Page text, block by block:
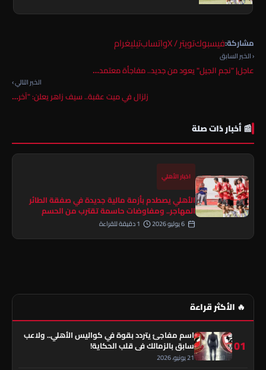
مشاركة:فيسبوكتويتر / X واتسابتيليغرام
‹ الخبر السابق
عاجل| "نجم الجيل" يعود من جديد.. مفاجأة معتمد…
الخبر التالي ›
زلزال في ميت عقبة.. سيف زاهر يعلن: "آخر…
📰 أخبار ذات صلة
اخبار الأهلي
الأهلي يصطدم بأزمة مالية جديدة في صفقة الطائر
المهاجر.. ومفاوضات حاسمة تقترب من الحسم
🔥 الأكثر قراءة
01
اسم مفاجئ يتردد بقوة في كواليس الأهلي.. ولاعب
سابق بالزمالك في قلب الحكاية!
21 يونيو، 2026